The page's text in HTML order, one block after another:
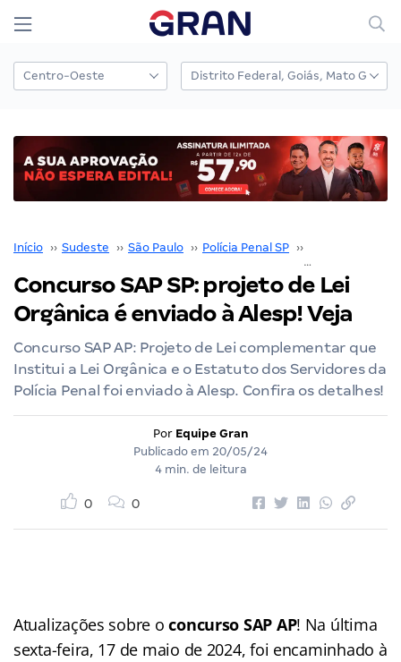
Início ›› Sudeste ›› São Paulo ›› Polícia Penal SP ››
Concurso SAP SP: projeto de Lei
Orgânica é enviado à Alesp! Veja
Concurso SAP AP: Projeto de Lei complementar que
Institui a Lei Orgânica e o Estatuto dos Servidores da
Polícia Penal foi enviado à Alesp. Confira os detalhes!
Por Equipe Gran
Publicado em 20/05/24
4 min. de leitura
0 0
Atualizações sobre oconcurso SAP AP! Na última
sexta-feira, 17 de maio de 2024, foi encaminhado à